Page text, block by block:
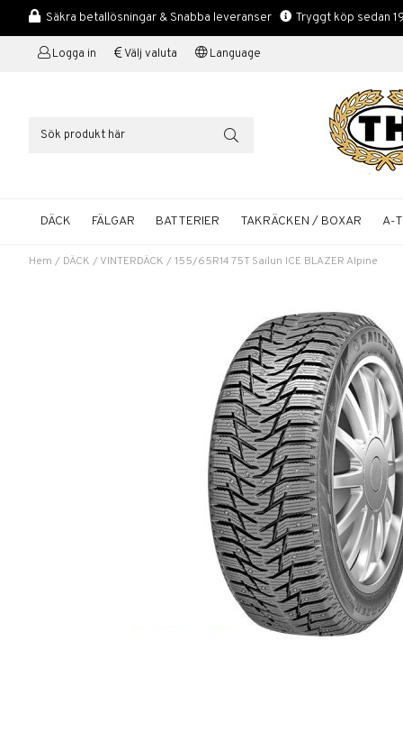
Säkra betallösningar & Snabba leveranser Tryggt köp sedan
Logga in Välj valuta Language
DÄCK FÄLGAR BATTERIER TAKRÄCKEN / BOXAR A-
Hem / DÄCK /VINTERDÄCK /155/65R14 75T Sailun ICE BLAZER Alpine